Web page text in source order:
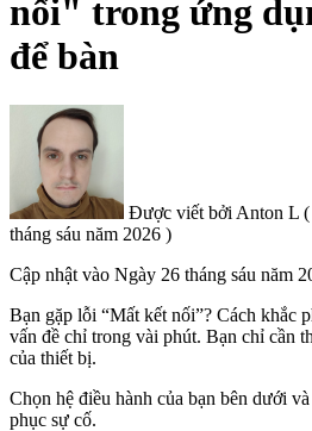
nối" trong ứng
để bàn
Được viết bởi Anton L (
tháng sáu năm 2026 )
Cập nhật vào Ngày 26 tháng sáu năm
Bạn gặp lỗi “Mất kết nối”? Cách khắc
vấn đề chỉ trong vài phút. Bạn chỉ cần
của thiết bị.
Chọn hệ điều hành của bạn bên dưới
phục sự cố.